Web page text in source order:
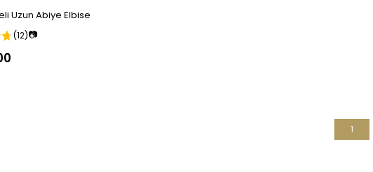
Uzun Abiye Elbise
(12)📷
1